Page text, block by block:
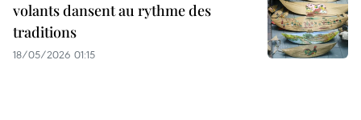
volants dansent au rythme des
traditions
18/05/2026 01:15